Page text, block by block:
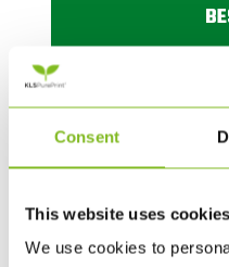
Consent
This website uses cookies
We use cookies to